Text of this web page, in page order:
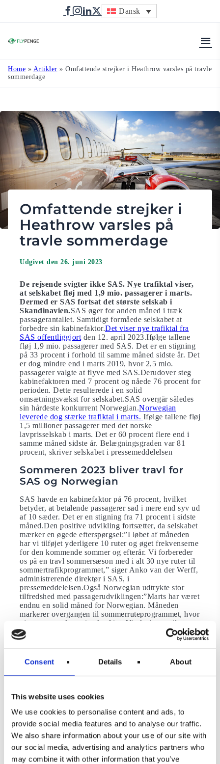
Consent Details About
This website uses cookies
We use cookies to personalise content and ads, to
provide social media features and to analyse our traffic.
We also share information about your use of our site with
our social media, advertising and analytics partners who
may combine it with other information that you’ve
Dansk
Home » Artikler » Omfattende strejker i Heathrow varsles på travle
sommerdage
Omfattende strejker i
Heathrow varsles på
travle sommerdage
Udgivet den 26. juni 2023
De rejsende svigter ikke SAS. Nye trafiktal viser,
at selskabet fløj med 1,9 mio. passagerer i marts.
Dermed er SAS fortsat det største selskab i
Skandinavien.SAS øger for anden måned i træk
passagerantallet. Samtidigt formåede selskabet at
forbedre sin kabinefaktor.Det viser nye trafiktal fra
SAS offentliggjort den 12. april 2023.Ifølge tallene
fløj 1,9 mio. passagerer med SAS. Det er en stigning
på 33 procent i forhold til samme måned sidste år. Det
er dog mindre end i marts 2019, hvor 2,5 mio.
passagerer valgte at flyve med SAS.Derudover steg
kabinefaktoren med 7 procent og nåede 76 procent for
perioden. Dette resulterede i en solid
omsætningsvækst for selskabet.SAS overgår således
sin hårdeste konkurrent Norwegian.Norwegian
leverede dog stærke trafiktal i marts. Ifølge tallene fløj
1,5 millioner passagerer med det norske
lavprisselskab i marts. Det er 60 procent flere end i
samme måned sidste år. Belægningsgraden var 81
procent, skriver selskabet i pressemeddelelsen
Sommeren 2023 bliver travl for
SAS og Norwegian
SAS havde en kabinefaktor på 76 procent, hvilket
betyder, at betalende passagerer sad i mere end syv ud
af 10 sæder. Det er en stigning fra 71 procent i sidste
måned.Den positive udvikling fortsætter, da selskabet
mærker en øgede efterspørgsel:”I løbet af måneden
har vi tilføjet yderligere 10 ruter og øget frekvenserne
for den kommende sommer og efterår. Vi forbereder
os på en travl sommersæson med i alt 30 nye ruter til
sommertrafikprogrammet,” siger Anko van der Werff,
administrerende direktør i SAS, i
pressemeddelelsen.Også Norwegian udtrykte stor
tilfredshed med passagerudviklingen:”Marts har været
endnu en solid måned for Norwegian. Måneden
markerer overgangen til sommerruteprogrammet, hvor
vi øger vores kapacitet kraftigt. Vi glæder os til at
byde et stort antal passagerer velkommen ombord i
løbet af de kommende måneder,” siger Geir Karlsen,
administrerende direktør i Norwegian, i
pressemeddelelsen.Karlsen fremhæver også
Norwegians betydeligt højere bookingtal, som, ifølge
ham, indikerer, at vi går ind i en travl sommer med
Norwegian i gennemsnit 67 fly i drift, og 99,2 procent
af ruteflyvningerne blev gennemført.Med årets
sommerprogram tilbyder Norwegian mere end 300
ruter til 114 destinationer, heriblandt en stribe helt nye
rejsemål.Læs også om sommerens rejsekaos fortsætter
i de europæiske lufthavne i 2023.
Del dette indlæg: